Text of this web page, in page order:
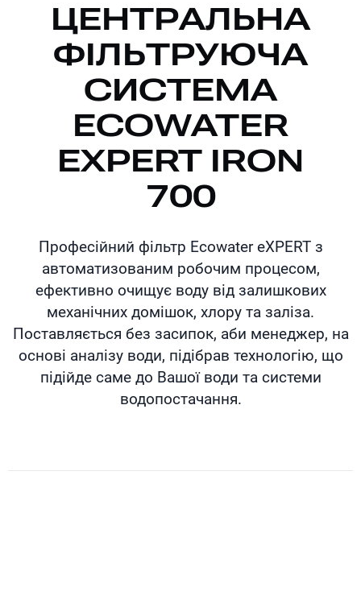
ЦЕНТРАЛЬНА
ФІЛЬТРУЮЧА
СИСТЕМА
ECOWATER
EXPERT IRON
700
Професійний фільтр Ecowater eXPERT з
автоматизованим робочим процесом,
ефективно очищує воду від залишкових
механічних домішок, хлору та заліза.
Поставляється без засипок, аби менеджер, на
основі аналізу води, підібрав технологію, що
підійде саме до Вашої води та системи
водопостачання.